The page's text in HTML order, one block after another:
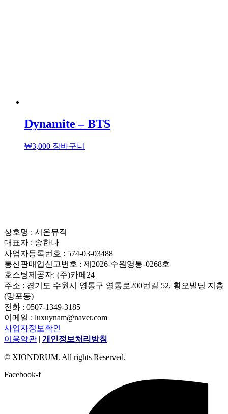
Dynamite – BTS
₩3,000 장바구니
상호명 : 시온뮤직
대표자 : 송한나
사업자등록번호 : 574-03-03488
통신판매업신고번호 : 제2026-수원영통-0268호
호스팅제공자: (주)카페24
주소 : 경기도 수원시 영통구 영통로200번길 52, 황오빌딩 지층
(망포동)
전화 : 0507-1349-3185
이메일 : luxuynam@naver.com
사업자정보확인
이용약관 | 개인정보처리방침
© XIONDRUM. All rights Reserved.
Facebook-f